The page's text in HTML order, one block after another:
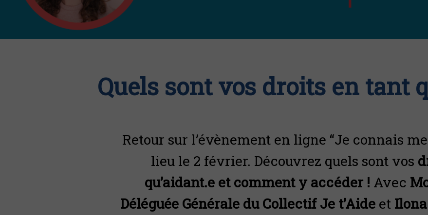
Quels sont vos droits en tant
Retour sur l’évènement en ligne “Je connais
lieu le 2 février. Découvrez quels sont vos
qu’aidant.e et comment y accéder ! Avec
Déléguée Générale du Collectif Je t’Aideet